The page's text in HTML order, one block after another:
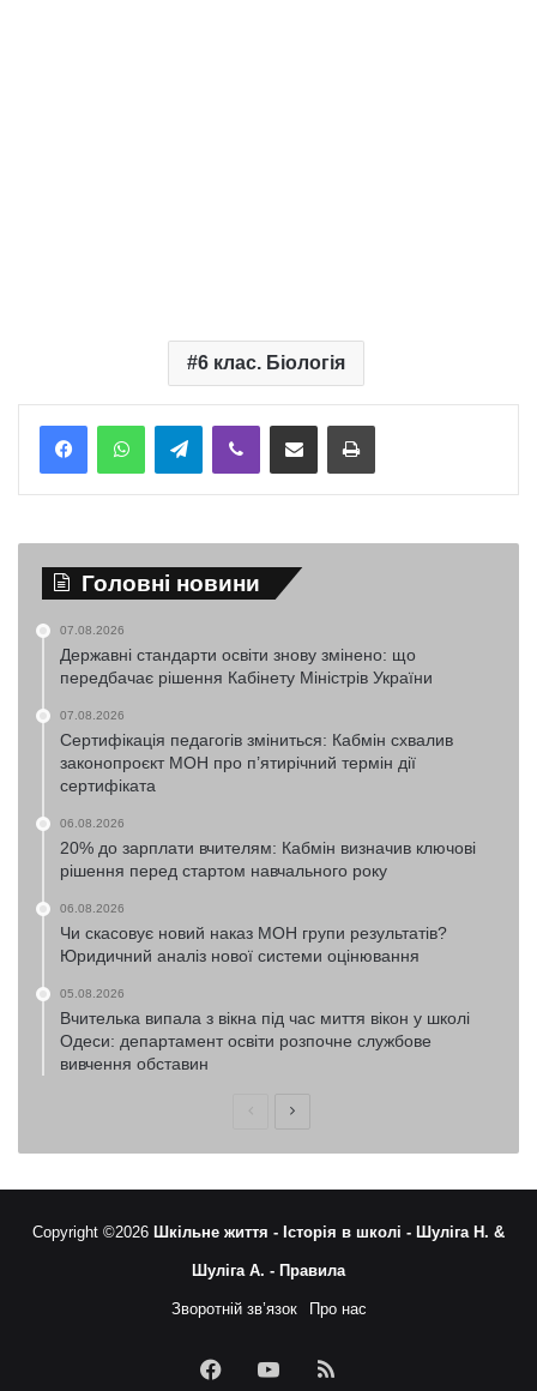
6 клас. Біологія
TelegramViber Надіслати електронною поштоюНадрукувати
Головні новини
07.08.2026
Державні стандарти освіти знову змінено: що
передбачає рішення Кабінету Міністрів України
07.08.2026
Сертифікація педагогів зміниться: Кабмін схвалив
законопроєкт МОН про п’ятирічний термін дії
сертифіката
06.08.2026
20% до зарплати вчителям: Кабмін визначив ключові
рішення перед стартом навчального року
06.08.2026
Чи скасовує новий наказ МОН групи результатів?
Юридичний аналіз нової системи оцінювання
05.08.2026
Вчителька випала з вікна під час миття вікон у школі
Одеси: департамент освіти розпочне службове
вивчення обставин
ПопередняНаступна
Copyright ©2026 Шкільне життя - Історія в школі - Шуліга Н. &
Шуліга А. - Правила
Зворотній зв’язок Про нас
FacebookYouTubeRSS